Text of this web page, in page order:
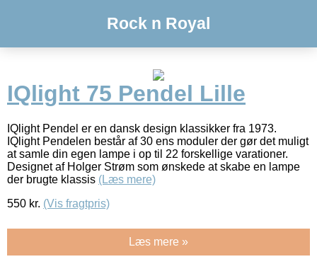
Rock n Royal
IQlight 75 Pendel Lille
IQlight Pendel er en dansk design klassikker fra 1973.
IQlight Pendelen består af 30 ens moduler der gør det muligt
at samle din egen lampe i op til 22 forskellige varationer.
Designet af Holger Strøm som ønskede at skabe en lampe
der brugte klassis (Læs mere)
550 kr. (Vis fragtpris)
Læs mere »